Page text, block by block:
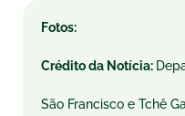
Fotos:
Crédito da Notícia:
São Francisco e Tchê